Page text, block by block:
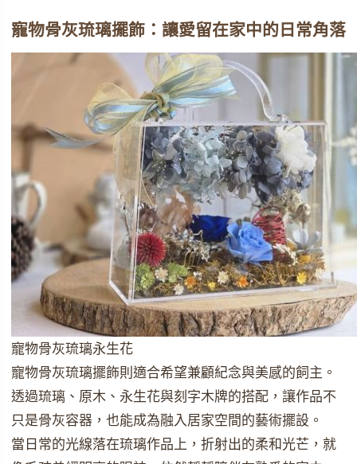
寵物骨灰琉璃擺飾：讓愛留在家中的日常角落
寵物骨灰琉璃永生花
寵物骨灰琉璃擺飾則適合希望兼顧紀念與美感的飼主。
透過琉璃、原木、永生花與刻字木牌的搭配，讓作品不
只是骨灰容器，也能成為融入居家空間的藝術擺設。
當日常的光線落在琉璃作品上，折射出的柔和光芒，就